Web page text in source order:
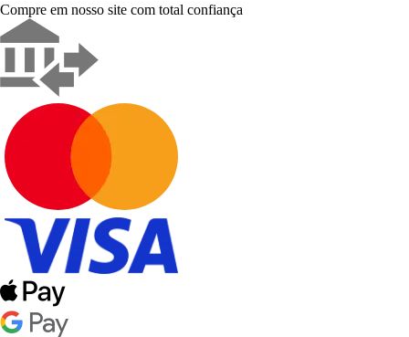
Compre em nosso site com total confiança